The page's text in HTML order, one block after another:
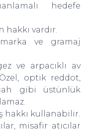
hedefe
hakkı vardır.
ve gramaj
ve arpacıklı av
optik reddot,
gibi üstünlük
hakkı kullanabilir.
misafir atıcılar